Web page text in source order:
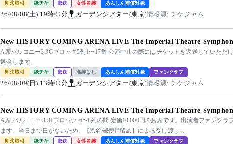
即決取引 紙チケ 郵送 女性名義 あんしん補償対象
26/08/08(土) 19時00分 ガーデンシアター(東京)情報源: チケジャム
New HISTORY COMING ARENA LIVE The Imperial Theatre
A席バルコニー3 3Gブロック5列1〜17番 公演中止の際にはチケットを返送していただ
返金します。
即決取引 紙チケ 郵送 名義なし あんしん補償対象 ファンクラブ
26/08/09(日) 13時00分 ガーデンシアター(東京)情報源: チケジャム
New HISTORY COMING ARENA LIVE The Imperial Theatre
A席 バルコニー3 3Fブロック 6〜8列の間 定価10,000円のお席です。出演者ファンクラ
ます。当日まで日がないため、【渋谷郵便局留め】による受け渡し...
即決取引 紙チケ 郵送 女性名義 あんしん補償対象 ファンクラブ